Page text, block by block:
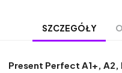
SZCZEGÓŁY
Present Perfect A1+, A2,